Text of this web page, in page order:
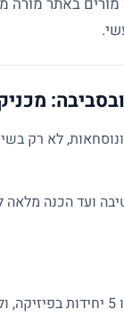
לא רק
מתאים לתלמידי חטיבה